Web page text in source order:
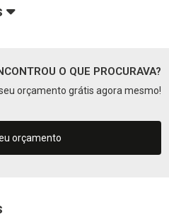
O QUE PROCURAVA?
orçamento grátis agora mesmo!
orçamento